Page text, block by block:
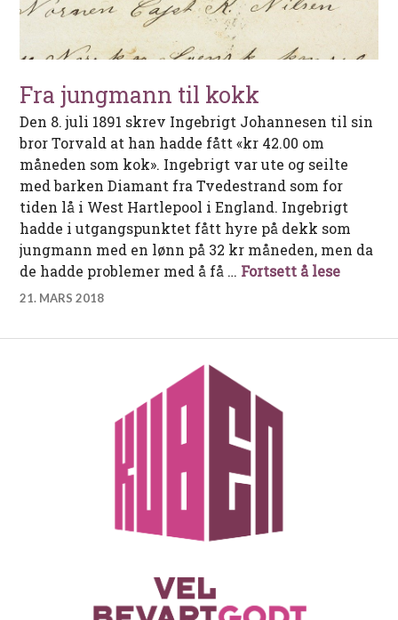
Fra jungmann til kokk
Den 8. juli 1891 skrev Ingebrigt Johannesen til sin
bror Torvald at han hadde fått «kr 42.00 om
måneden som kok». Ingebrigt var ute og seilte
med barken Diamant fra Tvedestrand som for
tiden lå i West Hartlepool i England. Ingebrigt
hadde i utgangspunktet fått hyre på dekk som
jungmann med en lønn på 32 kr måneden, men da
de hadde problemer med å få … Fortsett å leseFra
21. MARS 2018